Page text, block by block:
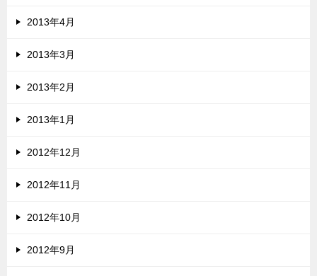
2013年4月
2013年3月
2013年2月
2013年1月
2012年12月
2012年11月
2012年10月
2012年9月